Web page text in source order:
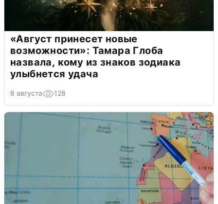
«Август принесет новые
возможности»: Тамара Глоба
назвала, кому из знаков зодиака
улыбнется удача
8 августа 128